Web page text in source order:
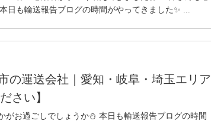
日も輸送報告ブログの時間がやってきました✨ ...
の運送会社｜愛知・岐阜・埼玉エリア
さい】
がお過ごしでしょうか⛄ 本日も輸送報告ブログの時間